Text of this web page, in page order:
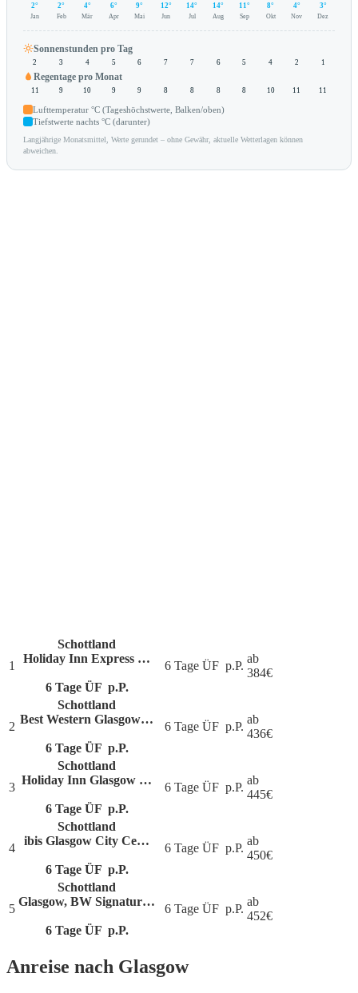
2°
Jan
2°
Feb
4°
Mär
6°
Apr
9°
Mai
12°
Jun
14°
Jul
14°
Aug
11°
Sep
8°
Okt
4°
Nov
3°
Dez
Sonnenstunden pro Tag
2 3 4 5 6 7 7 6 5 4 2 1
Regentage pro Monat
11 9 10 9 9 8 8 8 8 10 11 11
Lufttemperatur °C (Tageshöchstwerte, Balken/oben)
Tiefstwerte nachts °C (darunter)
Langjährige Monatsmittel, Werte gerundet – ohne Gewähr, aktuelle Wetterlagen können
abweichen.
1
Schottland
Holiday Inn Express …
6 Tage ÜFp.P.
6 Tage ÜF p.P.
ab
384€
2
Schottland
Best Western Glasgow…
6 Tage ÜFp.P.
6 Tage ÜF p.P.
ab
436€
3
Schottland
Holiday Inn Glasgow …
6 Tage ÜFp.P.
6 Tage ÜF p.P.
ab
445€
4
Schottland
ibis Glasgow City Ce…
6 Tage ÜFp.P.
6 Tage ÜF p.P.
ab
450€
5
Schottland
Glasgow, BW Signatur…
6 Tage ÜFp.P.
6 Tage ÜF p.P.
ab
452€
Anreise nach Glasgow